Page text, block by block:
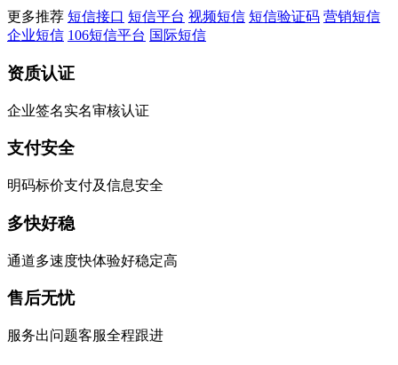
更多推荐 短信接口 短信平台 视频短信 短信验证码 营销短信
企业短信 106短信平台 国际短信
资质认证
企业签名实名审核认证
支付安全
明码标价支付及信息安全
多快好稳
通道多速度快体验好稳定高
售后无忧
服务出问题客服全程跟进